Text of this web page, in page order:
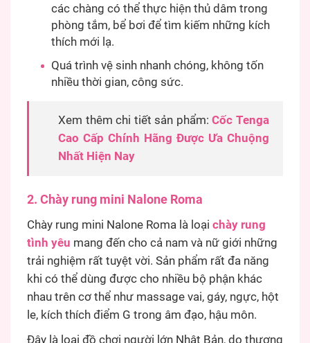
các chàng có thể thực hiện thủ dâm trong
phòng tắm, bể bơi để tìm kiếm những kích
thích mới lạ.
Quá trình vệ sinh nhanh chóng, không tốn
nhiều thời gian, công sức.
Xem thêm chi tiết sản phẩm:Cốc Tenga
Cao Cấp Chính Hãng Được Ưa Chuộng
Nhất Hiện Nay
2. Chày rung mini Nalone Roma
Chày rung mini Nalone Roma là loại chày rung
tình yêu mang đến cho cả nam và nữ giới những
trải nghiệm rất tuyệt vời. Sản phẩm rất đa năng
khi có thể dùng được cho nhiều bộ phận khác
nhau trên cơ thể như massage vai, gáy, ngực, hột
le, kích thích điểm G trong âm đạo, hậu môn.
Đây là loại đồ chơi người lớn Nhật Bản, do thương